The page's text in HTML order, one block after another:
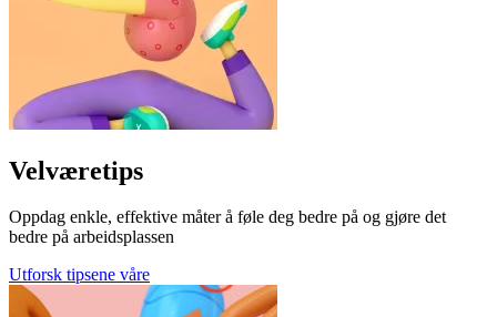
Velværetips
Oppdag enkle, effektive måter å føle deg bedre på og gjøre det
bedre på arbeidsplassen
Utforsk tipsene våre